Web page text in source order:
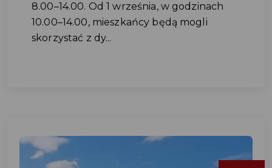
8.00–14.00. Od 1 września, w godzinach
10.00–14.00, mieszkańcy będą mogli
skorzystać z dy...